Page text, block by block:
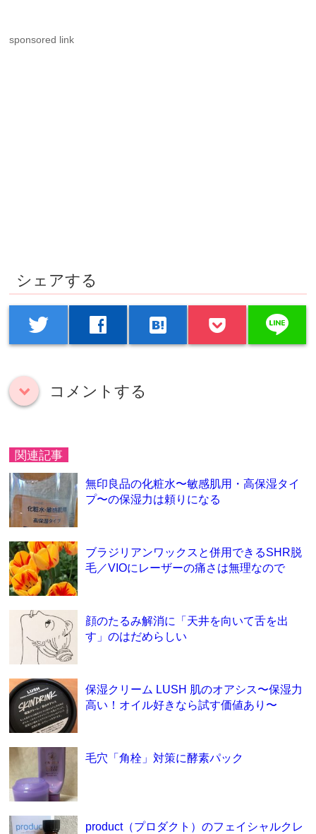
sponsored link
シェアする
twitter facebook hatenabookmark line
down コメントする
関連記事
無印良品の化粧水〜敏感肌用・高保湿タイ
プ〜の保湿力は頼りになる
ブラジリアンワックスと併用できるSHR脱
毛／VIOにレーザーの痛さは無理なので
顔のたるみ解消に「天井を向いて舌を出
す」のはだめらしい
保湿クリーム LUSH 肌のオアシス〜保湿力
高い！オイル好きなら試す価値あり〜
毛穴「角栓」対策に酵素パック
product（プロダクト）のフェイシャルクレ